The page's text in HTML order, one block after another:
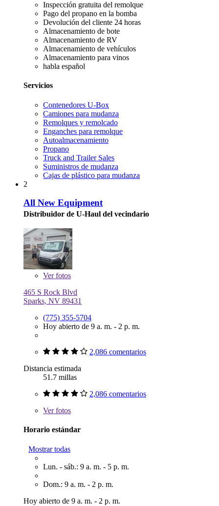
Inspección gratuita del remolque
Pago del propano en la bomba
Devolución del cliente 24 horas
Almacenamiento de bote
Almacenamiento de RV
Almacenamiento de vehículos
Almacenamiento para vinos
habla español
Servicios
Contenedores U-Box
Camiones para mudanza
Remolques y remolcado
Enganches para remolque
Autoalmacenamiento
Propano
Truck and Trailer Sales
Suministros de mudanza
Cajas de plástico para mudanza
2
All New Equipment
Distribuidor de U-Haul del vecindario
Verfotos
465 S Rock Blvd
Sparks, NV 89431
(775) 355-5704
Hoy abierto de 9 a. m. - 2 p. m.
2,086 comentarios
Distancia estimada
51.7 millas
2,086 comentarios
Verfotos
Horario estándar
Mostrar todas
Lun. - sáb.: 9 a. m. - 5 p. m.
Dom.: 9 a. m. - 2 p. m.
Hoy abierto de 9 a. m. - 2 p. m.